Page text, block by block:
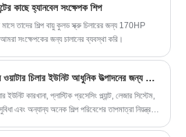
কাছে হ্যানবেল সংক্ষেপক শিপ
তাদের শিল্প বায়ু কুলড স্ক্রু চিলারের জন্য 170HP
সংক্ষেপকের জন্য চালানের ব্যবস্থা করি।
কেন একটি 15 টন ইন্ডাস্ট্রিয়াল ওয়াটার চিলার ইউনিট আধুনিক উত্পাদনের জন্য অপরিহার্য?
ইউনিট কারখানা, প্লাস্টিক প্রসেসিং প্ল্যান্ট, লেজার সিস্টেম,
এবং অন্যান্য অনেক শিল্প পরিবেশের তাপমাত্রা নিয়ন্ত্রণে